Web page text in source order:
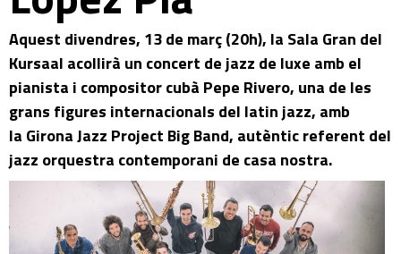
Aquest divendres, 13 de març (20h), la Sala Gran del
Kursaal acollirà un concert de jazz de luxe amb el
pianista i compositor cubà Pepe Rivero, una de les
grans figures internacionals del latin jazz, amb
la Girona Jazz Project Big Band, autèntic referent del
jazz orquestra contemporani de casa nostra.